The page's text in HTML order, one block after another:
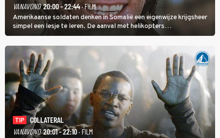
VANAVOND 20:00 - 22:44· FILM
Amerikaanse soldaten denken in Somalië een eigenwijze krijgsheer
simpel een lesje te leren. De aanval met helikopters
verloopt in Black Hawk down dramatisch.
TIP
COLLATERAL
VANAVOND 20:01 - 22:10· FILM